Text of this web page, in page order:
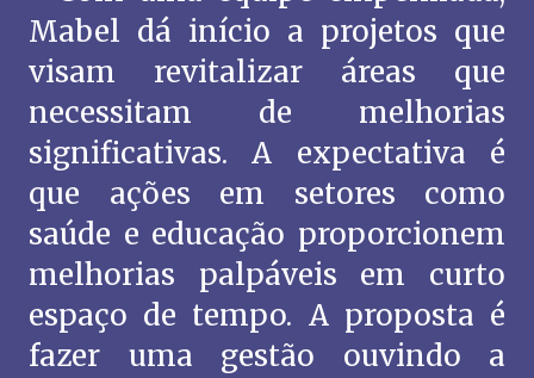
Mabel dá início a projetos que
visam revitalizar áreas que
necessitam de melhorias
significativas. A expectativa é
que ações em setores como
saúde e educação proporcionem
melhorias palpáveis em curto
espaço de tempo. A proposta é
fazer uma gestão ouvindo a